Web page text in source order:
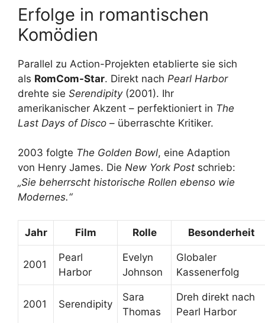
Erfolge in romantischen
Komödien
Parallel zu Action-Projekten etablierte sie sich
als RomCom-Star. Direkt nach Pearl Harbor
drehte sie Serendipity(2001). Ihr
amerikanischer Akzent – perfektioniert in The
Last Days of Disco – überraschte Kritiker.
2003 folgte The Golden Bowl, eine Adaption
von Henry James. Die New York Post schrieb:
„Sie beherrscht historische Rollen ebenso wie
Modernes.“
Jahr Film Rolle Besonderheit
2001
Pearl
Harbor
Evelyn
Johnson
Globaler
Kassenerfolg
2001 Serendipity
Sara
Thomas
Dreh direkt nach
Pearl Harbor